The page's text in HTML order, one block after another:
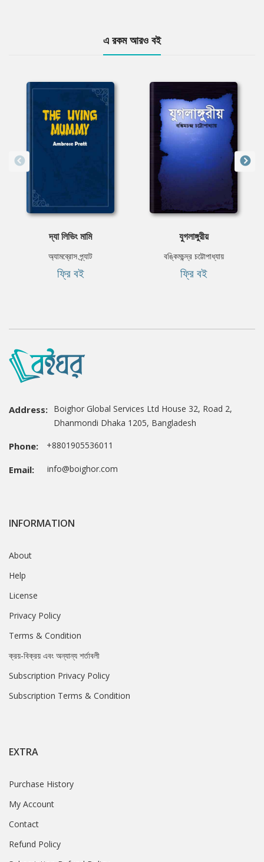
এ রকম আরও বই
দ্যা লিভিং মামি
অ্যামব্রোস প্র্যাট
ফ্রি বই
যুগলাঙ্গুরীয়
বঙ্কিমচন্দ্র চট্টোপাধ্যায়
ফ্রি বই
Address: Boighor Global Services Ltd House 32, Road 2,
Dhanmondi Dhaka 1205, Bangladesh
Phone: +8801905536011
Email: info@boighor.com
INFORMATION
About
Help
License
Privacy Policy
Terms & Condition
ক্রয়-বিক্রয় এবং অন্যান্য শর্তাবলী
Subscription Privacy Policy
Subscription Terms & Condition
EXTRA
Purchase History
My Account
Contact
Refund Policy